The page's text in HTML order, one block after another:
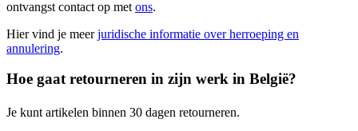
ontvangst contact op met ons.
Hier vind je meerjuridische informatie over herroeping en
annulering.
Hoe gaat retourneren in zijn werk in België?
Je kunt artikelen binnen 30 dagen retourneren.